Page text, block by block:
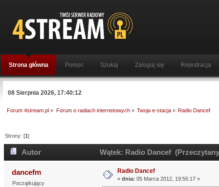
Strona główna Pomoc Szukaj Zaloguj się Rejestracja
08 Sierpnia 2026, 17:40:12
Forum 4stream.pl » Forum o radiach internetowych» Twoja e-stacja» Radio Dancef
Strony: [1]
Autor Wątek: Radio Dancef
dancefm
Początkujący
Radio Dancef
« dnia: 05 Marca 2012, 19:55:17 »